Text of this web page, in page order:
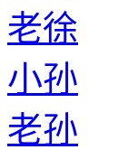
老徐
小孙
老孙